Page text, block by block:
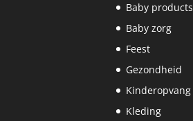
Baby products
Baby zorg
Feest
Gezondheid
Kinderopvang
Kleding